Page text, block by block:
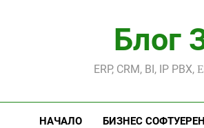
Блог
ERP, CRM, BI, IP PBX,
НАЧАЛО БИЗНЕС